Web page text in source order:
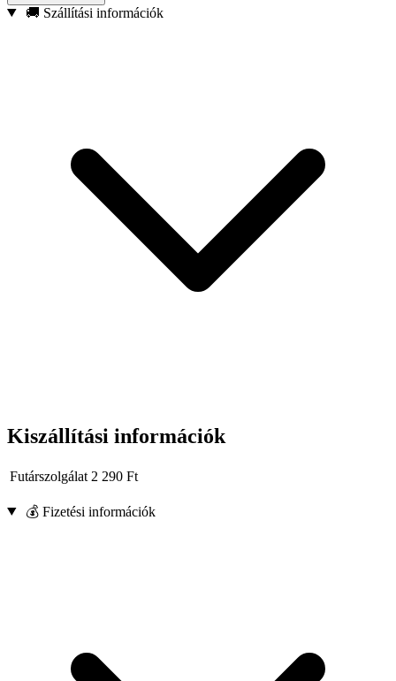
Típusok: Oregon: 91VXL
🚚 Szállítási információk
Kiszállítási információk
Futárszolgálat 2 290 Ft
💰 Fizetési információk